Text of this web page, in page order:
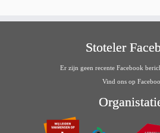
Stoteler
Er zijn geen recente Facebook
Vind ons op